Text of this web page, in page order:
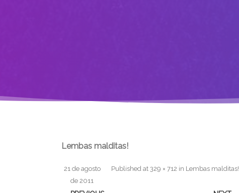
Lembas malditas!
Published
21 de agosto
de 2011
at 329 × 712 in Lembas malditas!